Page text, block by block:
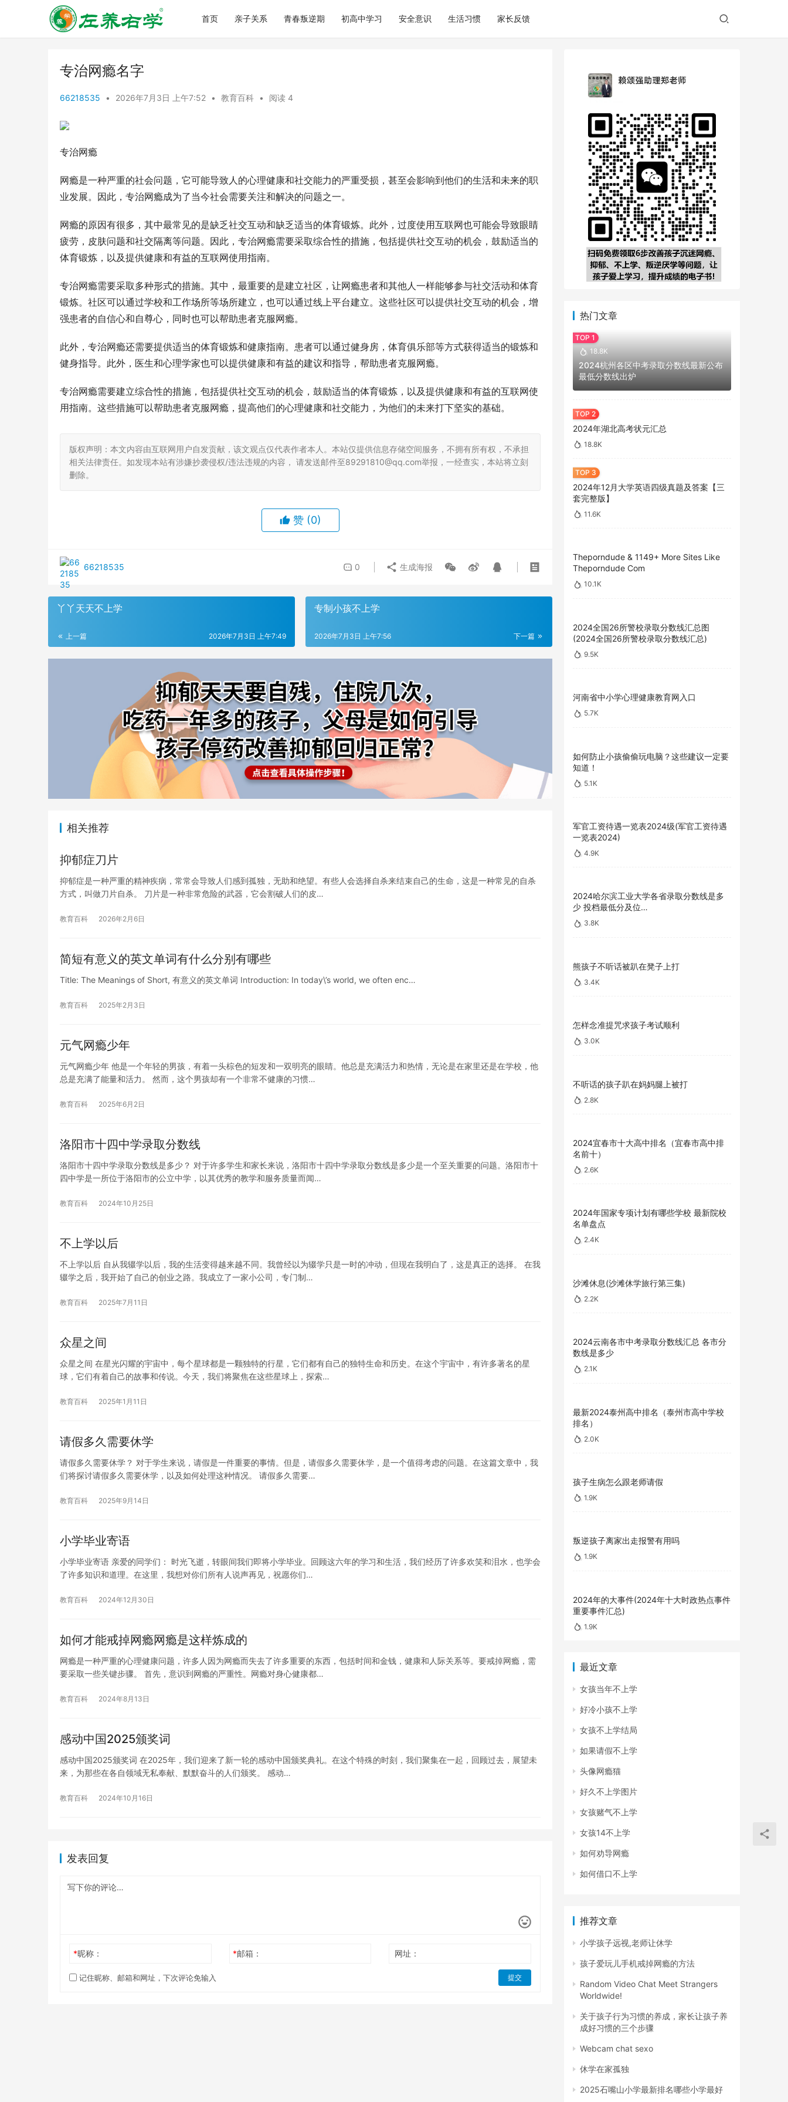
首页 亲子关系 青春叛逆期 初高中学习 安全意识 生活习惯 家长反馈
专治网瘾名字
66218535 • 2026年7月3日 上午7:52 • 教育百科 • 阅读 4
专治网瘾
网瘾是一种严重的社会问题，它可能导致人的心理健康和社交能力的严重受损，甚至会影响到他们的生活和未来的职
业发展。因此，专治网瘾成为了当今社会需要关注和解决的问题之一。
网瘾的原因有很多，其中最常见的是缺乏社交互动和缺乏适当的体育锻炼。此外，过度使用互联网也可能会导致眼睛
疲劳，皮肤问题和社交隔离等问题。因此，专治网瘾需要采取综合性的措施，包括提供社交互动的机会，鼓励适当的
体育锻炼，以及提供健康和有益的互联网使用指南。
专治网瘾需要采取多种形式的措施。其中，最重要的是建立社区，让网瘾患者和其他人一样能够参与社交活动和体育
锻炼。社区可以通过学校和工作场所等场所建立，也可以通过线上平台建立。这些社区可以提供社交互动的机会，增
强患者的自信心和自尊心，同时也可以帮助患者克服网瘾。
此外，专治网瘾还需要提供适当的体育锻炼和健康指南。患者可以通过健身房，体育俱乐部等方式获得适当的锻炼和
健身指导。此外，医生和心理学家也可以提供健康和有益的建议和指导，帮助患者克服网瘾。
专治网瘾需要建立综合性的措施，包括提供社交互动的机会，鼓励适当的体育锻炼，以及提供健康和有益的互联网使
用指南。这些措施可以帮助患者克服网瘾，提高他们的心理健康和社交能力，为他们的未来打下坚实的基础。
版权声明：本文内容由互联网用户自发贡献，该文观点仅代表作者本人。本站仅提供信息存储空间服务，不拥有所有权，不承担
相关法律责任。如发现本站有涉嫌抄袭侵权/违法违规的内容， 请发送邮件至89291810@qq.com举报，一经查实，本站将立刻
删除。
赞 (0)
66218535 0 生成海报
丫丫天天不上学
上一篇 2026年7月3日 上午7:49
专制小孩不上学
下一篇
2026年7月3日 上午7:56
相关推荐
抑郁症刀片
抑郁症是一种严重的精神疾病，常常会导致人们感到孤独，无助和绝望。有些人会选择自杀来结束自己的生命，这是一种常见的自杀
方式，叫做刀片自杀。 刀片是一种非常危险的武器，它会割破人们的皮…
教育百科 2026年2月6日
简短有意义的英文单词有什么分别有哪些
Title: The Meanings of Short, 有意义的英文单词 Introduction: In today\’s world, we often enc…
教育百科 2025年2月3日
元气网瘾少年
元气网瘾少年 他是一个年轻的男孩，有着一头棕色的短发和一双明亮的眼睛。他总是充满活力和热情，无论是在家里还是在学校，他
总是充满了能量和活力。 然而，这个男孩却有一个非常不健康的习惯…
教育百科 2025年6月2日
洛阳市十四中学录取分数线
洛阳市十四中学录取分数线是多少？ 对于许多学生和家长来说，洛阳市十四中学录取分数线是多少是一个至关重要的问题。洛阳市十
四中学是一所位于洛阳市的公立中学，以其优秀的教学和服务质量而闻…
教育百科 2024年10月25日
不上学以后
不上学以后 自从我辍学以后，我的生活变得越来越不同。我曾经以为辍学只是一时的冲动，但现在我明白了，这是真正的选择。 在我
辍学之后，我开始了自己的创业之路。我成立了一家小公司，专门制…
教育百科 2025年7月11日
众星之间
众星之间 在星光闪耀的宇宙中，每个星球都是一颗独特的行星，它们都有自己的独特生命和历史。在这个宇宙中，有许多著名的星
球，它们有着自己的故事和传说。今天，我们将聚焦在这些星球上，探索…
教育百科 2025年1月11日
请假多久需要休学
请假多久需要休学？ 对于学生来说，请假是一件重要的事情。但是，请假多久需要休学，是一个值得考虑的问题。在这篇文章中，我
们将探讨请假多久需要休学，以及如何处理这种情况。 请假多久需要…
教育百科 2025年9月14日
小学毕业寄语
小学毕业寄语 亲爱的同学们： 时光飞逝，转眼间我们即将小学毕业。回顾这六年的学习和生活，我们经历了许多欢笑和泪水，也学会
了许多知识和道理。在这里，我想对你们所有人说声再见，祝愿你们…
教育百科 2024年12月30日
如何才能戒掉网瘾网瘾是这样炼成的
网瘾是一种严重的心理健康问题，许多人因为网瘾而失去了许多重要的东西，包括时间和金钱，健康和人际关系等。要戒掉网瘾，需
要采取一些关键步骤。 首先，意识到网瘾的严重性。网瘾对身心健康都…
教育百科 2024年8月13日
感动中国2025颁奖词
感动中国2025颁奖词 在2025年，我们迎来了新一轮的感动中国颁奖典礼。在这个特殊的时刻，我们聚集在一起，回顾过去，展望未
来，为那些在各自领域无私奉献、默默奋斗的人们颁奖。 感动…
教育百科 2024年10月16日
发表回复
*昵称： *邮箱： 网址：
记住昵称、邮箱和网址，下次评论免输入 提交
热门文章
18.8K
2024杭州各区中考录取分数线最新公布
最低分数线出炉
2024年湖北高考状元汇总
18.8K
2024年12月大学英语四级真题及答案【三
套完整版】
11.6K
Theporndude & 1149+ More Sites Like
Theporndude Com
10.1K
2024全国26所警校录取分数线汇总图
(2024全国26所警校录取分数线汇总)
9.5K
河南省中小学心理健康教育网入口
5.7K
如何防止小孩偷偷玩电脑？这些建议一定要
知道！
5.1K
军官工资待遇一览表2024级(军官工资待遇
一览表2024)
4.9K
2024哈尔滨工业大学各省录取分数线是多
少 投档最低分及位…
3.8K
熊孩子不听话被趴在凳子上打
3.4K
怎样念准提咒求孩子考试顺利
3.0K
不听话的孩子趴在妈妈腿上被打
2.8K
2024宜春市十大高中排名（宜春市高中排
名前十）
2.6K
2024年国家专项计划有哪些学校 最新院校
名单盘点
2.4K
沙滩休息(沙滩休学旅行第三集)
2.2K
2024云南各市中考录取分数线汇总 各市分
数线是多少
2.1K
最新2024泰州高中排名（泰州市高中学校
排名）
2.0K
孩子生病怎么跟老师请假
1.9K
叛逆孩子离家出走报警有用吗
1.9K
2024年的大事件(2024年十大时政热点事件
重要事件汇总)
1.9K
最近文章
女孩当年不上学
好冷小孩不上学
女孩不上学结局
如果请假不上学
头像网瘾猫
好久不上学图片
女孩赌气不上学
女孩14不上学
如何劝导网瘾
如何借口不上学
推荐文章
小学孩子远视,老师让休学
孩子爱玩儿手机戒掉网瘾的方法
Random Video Chat Meet Strangers
Worldwide!
关于孩子行为习惯的养成，家长让孩子养
成好习惯的三个步骤
Webcam chat sexo
休学在家孤独
2025石嘴山小学最新排名哪些小学最好